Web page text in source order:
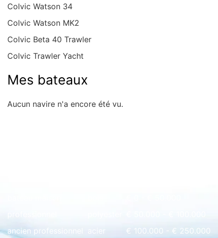
Colvic Watson 34
Colvic Watson MK2
Colvic Beta 40 Trawler
Colvic Trawler Yacht
Mes bateaux
Aucun navire n'a encore été vu.
ancien professionnel
acier
€ 100.000 - € 250.000